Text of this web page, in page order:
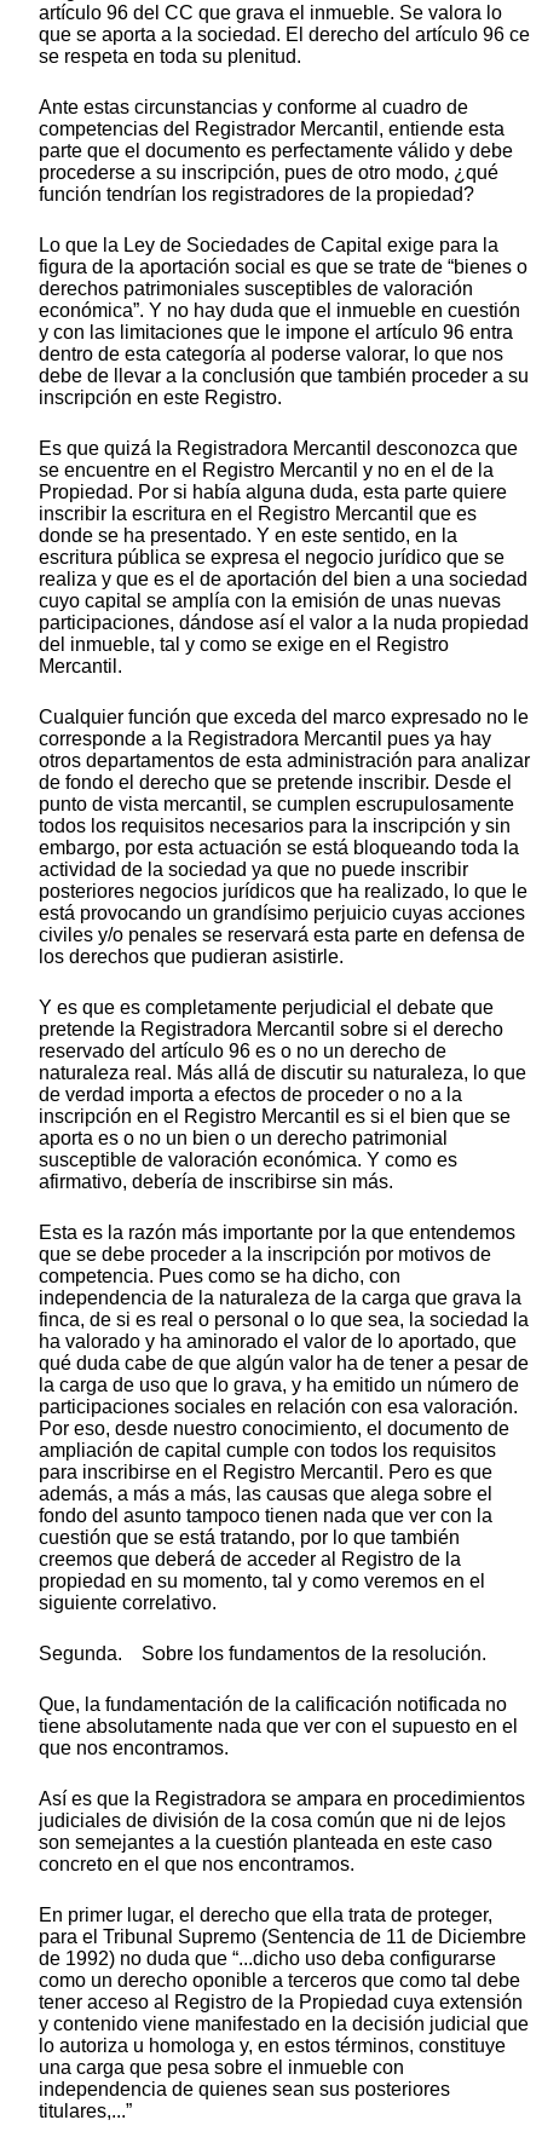
artículo 96 del CC que grava el inmueble. Se valora lo
que se aporta a la sociedad. El derecho del artículo 96 ce
se respeta en toda su plenitud.
Ante estas circunstancias y conforme al cuadro de
competencias del Registrador Mercantil, entiende esta
parte que el documento es perfectamente válido y debe
procederse a su inscripción, pues de otro modo, ¿qué
función tendrían los registradores de la propiedad?
Lo que la Ley de Sociedades de Capital exige para la
figura de la aportación social es que se trate de “bienes o
derechos patrimoniales susceptibles de valoración
económica”. Y no hay duda que el inmueble en cuestión
y con las limitaciones que le impone el artículo 96 entra
dentro de esta categoría al poderse valorar, lo que nos
debe de llevar a la conclusión que también proceder a su
inscripción en este Registro.
Es que quizá la Registradora Mercantil desconozca que
se encuentre en el Registro Mercantil y no en el de la
Propiedad. Por si había alguna duda, esta parte quiere
inscribir la escritura en el Registro Mercantil que es
donde se ha presentado. Y en este sentido, en la
escritura pública se expresa el negocio jurídico que se
realiza y que es el de aportación del bien a una sociedad
cuyo capital se amplía con la emisión de unas nuevas
participaciones, dándose así el valor a la nuda propiedad
del inmueble, tal y como se exige en el Registro
Mercantil.
Cualquier función que exceda del marco expresado no le
corresponde a la Registradora Mercantil pues ya hay
otros departamentos de esta administración para analizar
de fondo el derecho que se pretende inscribir. Desde el
punto de vista mercantil, se cumplen escrupulosamente
todos los requisitos necesarios para la inscripción y sin
embargo, por esta actuación se está bloqueando toda la
actividad de la sociedad ya que no puede inscribir
posteriores negocios jurídicos que ha realizado, lo que le
está provocando un grandísimo perjuicio cuyas acciones
civiles y/o penales se reservará esta parte en defensa de
los derechos que pudieran asistirle.
Y es que es completamente perjudicial el debate que
pretende la Registradora Mercantil sobre si el derecho
reservado del artículo 96 es o no un derecho de
naturaleza real. Más allá de discutir su naturaleza, lo que
de verdad importa a efectos de proceder o no a la
inscripción en el Registro Mercantil es si el bien que se
aporta es o no un bien o un derecho patrimonial
susceptible de valoración económica. Y como es
afirmativo, debería de inscribirse sin más.
Esta es la razón más importante por la que entendemos
que se debe proceder a la inscripción por motivos de
competencia. Pues como se ha dicho, con
independencia de la naturaleza de la carga que grava la
finca, de si es real o personal o lo que sea, la sociedad la
ha valorado y ha aminorado el valor de lo aportado, que
qué duda cabe de que algún valor ha de tener a pesar de
la carga de uso que lo grava, y ha emitido un número de
participaciones sociales en relación con esa valoración.
Por eso, desde nuestro conocimiento, el documento de
ampliación de capital cumple con todos los requisitos
para inscribirse en el Registro Mercantil. Pero es que
además, a más a más, las causas que alega sobre el
fondo del asunto tampoco tienen nada que ver con la
cuestión que se está tratando, por lo que también
creemos que deberá de acceder al Registro de la
propiedad en su momento, tal y como veremos en el
siguiente correlativo.
Segunda. Sobre los fundamentos de la resolución.
Que, la fundamentación de la calificación notificada no
tiene absolutamente nada que ver con el supuesto en el
que nos encontramos.
Así es que la Registradora se ampara en procedimientos
judiciales de división de la cosa común que ni de lejos
son semejantes a la cuestión planteada en este caso
concreto en el que nos encontramos.
En primer lugar, el derecho que ella trata de proteger,
para el Tribunal Supremo (Sentencia de 11 de Diciembre
de 1992) no duda que “...dicho uso deba configurarse
como un derecho oponible a terceros que como tal debe
tener acceso al Registro de la Propiedad cuya extensión
y contenido viene manifestado en la decisión judicial que
lo autoriza u homologa y, en estos términos, constituye
una carga que pesa sobre el inmueble con
independencia de quienes sean sus posteriores
titulares,...”